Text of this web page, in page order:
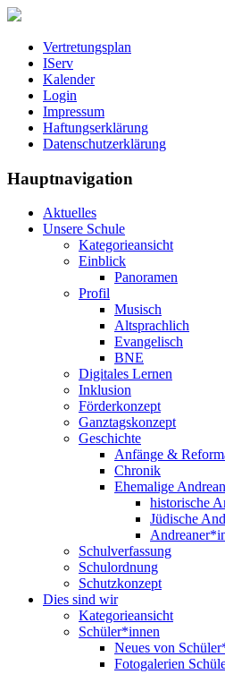
Vertretungsplan
IServ
Kalender
Login
Impressum
Haftungserklärung
Datenschutzerklärung
Hauptnavigation
Aktuelles
Unsere Schule
Kategorieansicht
Einblick
Panoramen
Profil
Musisch
Altsprachlich
Evangelisch
BNE
Digitales Lernen
Inklusion
Förderkonzept
Ganztagskonzept
Geschichte
Anfänge &
Chronik
Ehemalige
historische
Jüdische
Schulverfassung
Schulordnung
Schutzkonzept
Dies sind wir
Kategorieansicht
Schüler*innen
Neues von
Fotogalerien